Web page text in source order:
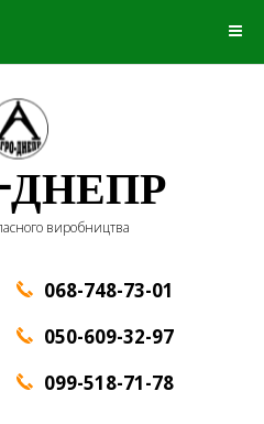
ДНЕПР
виробництва
068-748-73-01
050-609-32-97
099-518-71-78